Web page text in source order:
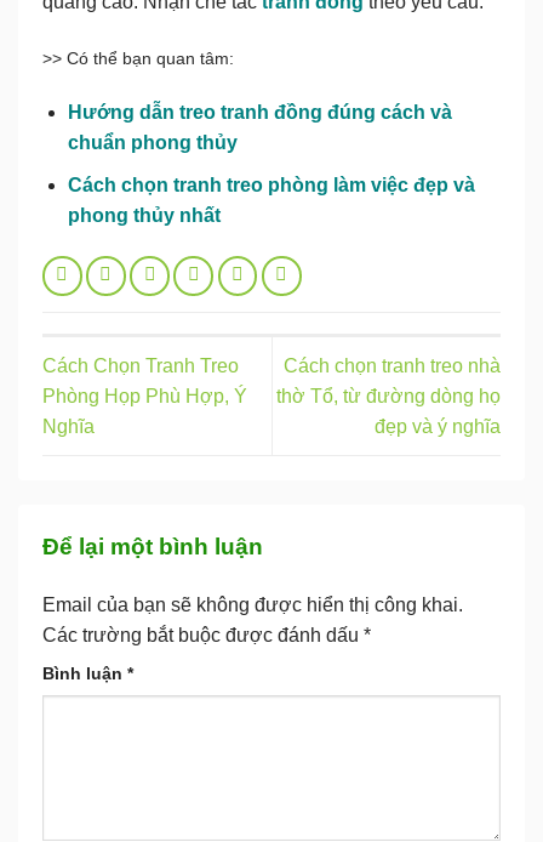
>> Có thể bạn quan tâm:
Hướng dẫn treo tranh đồng đúng cách và
chuẩn phong thủy
Cách chọn tranh treo phòng làm việc đẹp và
phong thủy nhất
Cách Chọn Tranh Treo
Phòng Họp Phù Hợp, Ý
Nghĩa
Cách chọn tranh treo nhà
thờ Tổ, từ đường dòng họ
đẹp và ý nghĩa
Để lại một bình luận
Email của bạn sẽ không được hiển thị công khai.
Các trường bắt buộc được đánh dấu *
Bình luận *